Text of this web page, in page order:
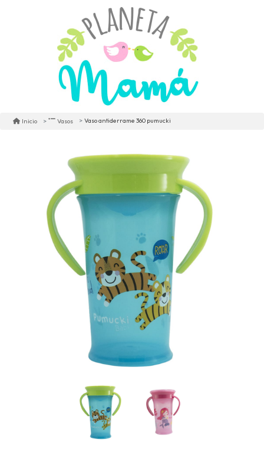
Inicio Vasos Vaso antiderrame 360 pumucki